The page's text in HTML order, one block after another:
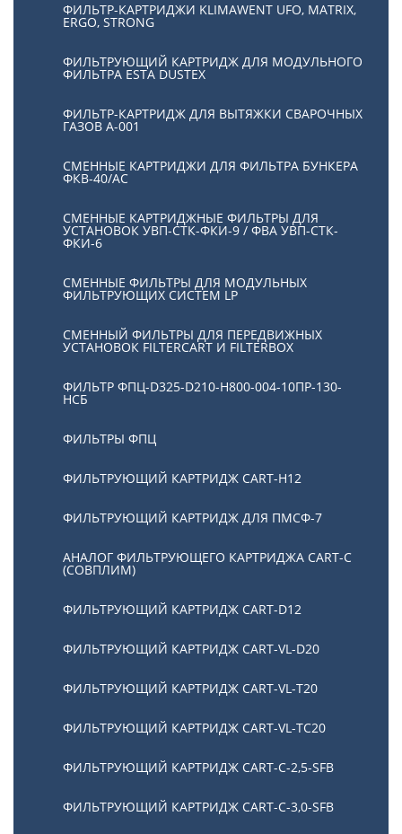
ФИЛЬТР-КАРТРИДЖИ KLIMAWENT UFO, MATRIX,
ERGO, STRONG
ФИЛЬТРУЮЩИЙ КАРТРИДЖ ДЛЯ МОДУЛЬНОГО
ФИЛЬТРА ESTA DUSTEX
ФИЛЬТР-КАРТРИДЖ ДЛЯ ВЫТЯЖКИ СВАРОЧНЫХ
ГАЗОВ А-001
СМЕННЫЕ КАРТРИДЖИ ДЛЯ ФИЛЬТРА БУНКЕРА
ФКВ-40/АС
СМЕННЫЕ КАРТРИДЖНЫЕ ФИЛЬТРЫ ДЛЯ
УСТАНОВОК УВП-СТК-ФКИ-9 / ФВА УВП-СТК-
ФКИ-6
СМЕННЫЕ ФИЛЬТРЫ ДЛЯ МОДУЛЬНЫХ
ФИЛЬТРУЮЩИХ СИСТЕМ LP
СМЕННЫЙ ФИЛЬТРЫ ДЛЯ ПЕРЕДВИЖНЫХ
УСТАНОВОК FILTERCART И FILTERBOX
ФИЛЬТР ФПЦ-D325-D210-H800-004-10ПР-130-
НСБ
ФИЛЬТРЫ ФПЦ
ФИЛЬТРУЮЩИЙ КАРТРИДЖ CART-H12
ФИЛЬТРУЮЩИЙ КАРТРИДЖ ДЛЯ ПМСФ-7
АНАЛОГ ФИЛЬТРУЮЩЕГО КАРТРИДЖА CART-C
(СОВПЛИМ)
ФИЛЬТРУЮЩИЙ КАРТРИДЖ CART-D12
ФИЛЬТРУЮЩИЙ КАРТРИДЖ CART-VL-D20
ФИЛЬТРУЮЩИЙ КАРТРИДЖ CART-VL-T20
ФИЛЬТРУЮЩИЙ КАРТРИДЖ CART-VL-TC20
ФИЛЬТРУЮЩИЙ КАРТРИДЖ CART-C-2,5-SFB
ФИЛЬТРУЮЩИЙ КАРТРИДЖ CART-C-3,0-SFB